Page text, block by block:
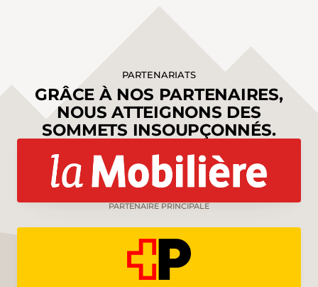
PARTENARIATS
GRÂCE À NOS PARTENAIRES,
NOUS ATTEIGNONS DES
SOMMETS INSOUPÇONNÉS.
PARTENAIRE PRINCIPALE